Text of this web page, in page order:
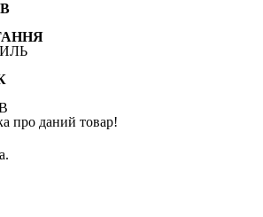
про даний товар!